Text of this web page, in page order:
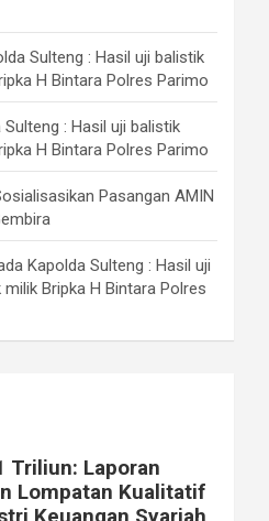
Sulteng : Hasil uji balistik
H Bintara Polres Parimo
Sulteng : Hasil uji balistik
H Bintara Polres Parimo
Pasangan AMIN
Kapolda Sulteng : Hasil uji
Bripka H Bintara Polres
Triliun: Laporan
Lompatan Kualitatif